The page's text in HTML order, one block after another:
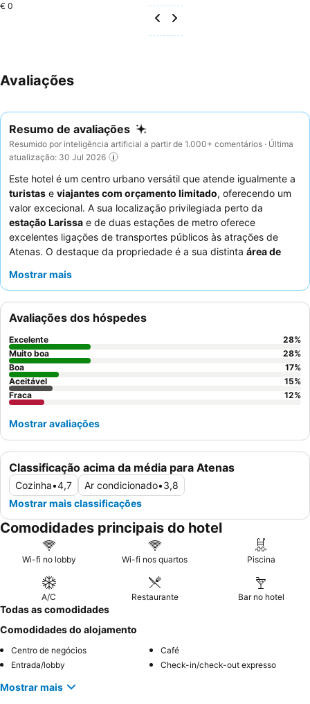
€ 0
Avaliações
Resumo de avaliações
Resumido por inteligência artificial a partir de 1.000+ comentários · Última
atualização: 30 Jul 2026
Este hotel é um centro urbano versátil que atende igualmente a
turistas e viajantes com orçamento limitado, oferecendo um
valor excecional. A sua localização privilegiada perto da
estação Larissa e de duas estações de metro oferece
excelentes ligações de transportes públicos às atrações de
Atenas. O destaque da propriedade é a sua distinta área de
incluindo a Acrópole. Os hóspedes elogiam consistentemente os
almoço
recebe altas classificações pela sua vasta seleção. Para
aqueles que procuram uma experiência mais tranquila,
recomenda-se solicitar um quarto virado para o jardim.
Mostrar mais
Classificação acima da média para Atenas
Cozinha•4,7 Ar condicionado•3,8
Mostrar mais classificações
Avaliações dos hóspedes
Excelente 28%
Muito boa
28%
Boa
17%
Aceitável
15%
Fraca
12%
Mostrar avaliações
Comodidades principais do hotel
Wi-fi no lobby Wi-fi nos quartos Piscina
A/C Restaurante Bar no hotel
Todas as comodidades
Comodidades do alojamento
Centro de negócios
Café
Entrada/lobby
Check-in/check-out expresso
Mostrar mais